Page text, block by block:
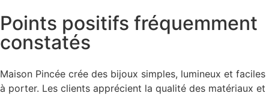
Points positifs fréquemment
constatés
Maison Pincée crée des bijoux simples, lumineux et faciles
à porter. Les clients apprécient la qualité des matériaux et